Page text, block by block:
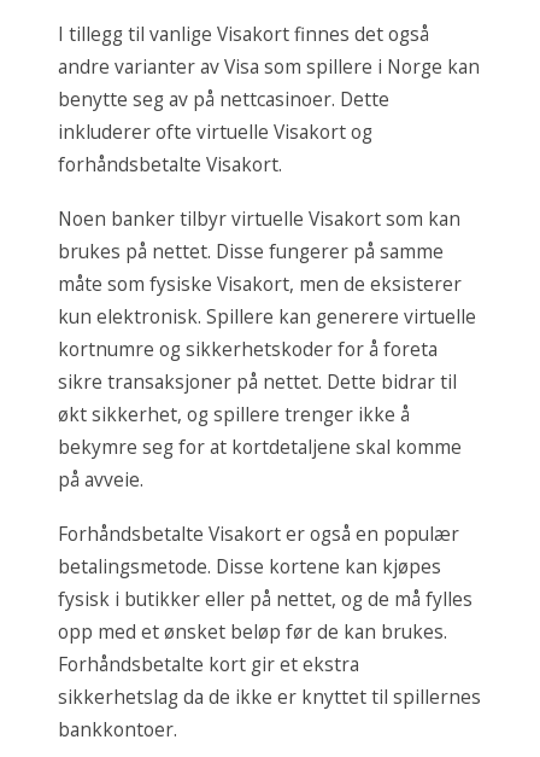
I tillegg til vanlige Visakort finnes det også
andre varianter av Visa som spillere i Norge kan
benytte seg av på nettcasinoer. Dette
inkluderer ofte virtuelle Visakort og
forhåndsbetalte Visakort.
Noen banker tilbyr virtuelle Visakort som kan
brukes på nettet. Disse fungerer på samme
måte som fysiske Visakort, men de eksisterer
kun elektronisk. Spillere kan generere virtuelle
kortnumre og sikkerhetskoder for å foreta
sikre transaksjoner på nettet. Dette bidrar til
økt sikkerhet, og spillere trenger ikke å
bekymre seg for at kortdetaljene skal komme
på avveie.
Forhåndsbetalte Visakort er også en populær
betalingsmetode. Disse kortene kan kjøpes
fysisk i butikker eller på nettet, og de må fylles
opp med et ønsket beløp før de kan brukes.
Forhåndsbetalte kort gir et ekstra
sikkerhetslag da de ikke er knyttet til spillernes
bankkontoer.